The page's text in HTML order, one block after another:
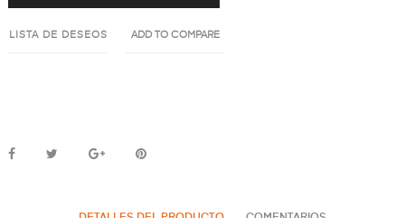
LISTA DE DESEOS ADD TO COMPARE